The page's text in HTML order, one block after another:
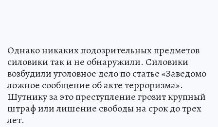
Однако никаких подозрительных предметов
силовики так и не обнаружили. Силовики
возбудили уголовное дело по статье «Заведомо
ложное сообщение об акте терроризма».
Шутнику за это преступление грозит крупный
штраф или лишение свободы на срок до трех
лет.